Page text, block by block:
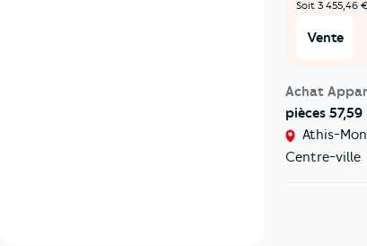
Soit 3 455,46
Vente
Achat
pièces 57,59
Athis-
Centre-ville